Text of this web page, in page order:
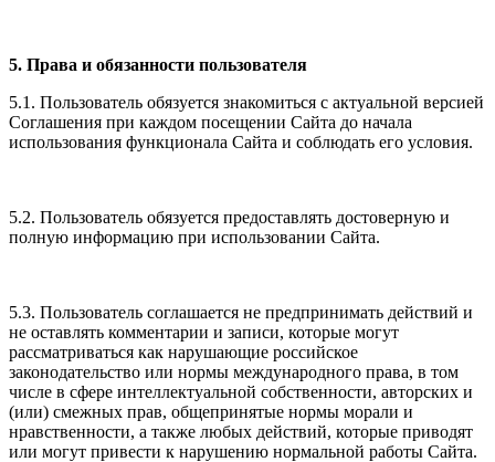
5. Права и обязанности пользователя
5.1. Пользователь обязуется знакомиться с актуальной версией
Соглашения при каждом посещении Сайта до начала
использования функционала Сайта и соблюдать его условия.
5.2. Пользователь обязуется предоставлять достоверную и
полную информацию при использовании Сайта.
5.3. Пользователь соглашается не предпринимать действий и
не оставлять комментарии и записи, которые могут
рассматриваться как нарушающие российское
законодательство или нормы международного права, в том
числе в сфере интеллектуальной собственности, авторских и
(или) смежных прав, общепринятые нормы морали и
нравственности, а также любых действий, которые приводят
или могут привести к нарушению нормальной работы Сайта.